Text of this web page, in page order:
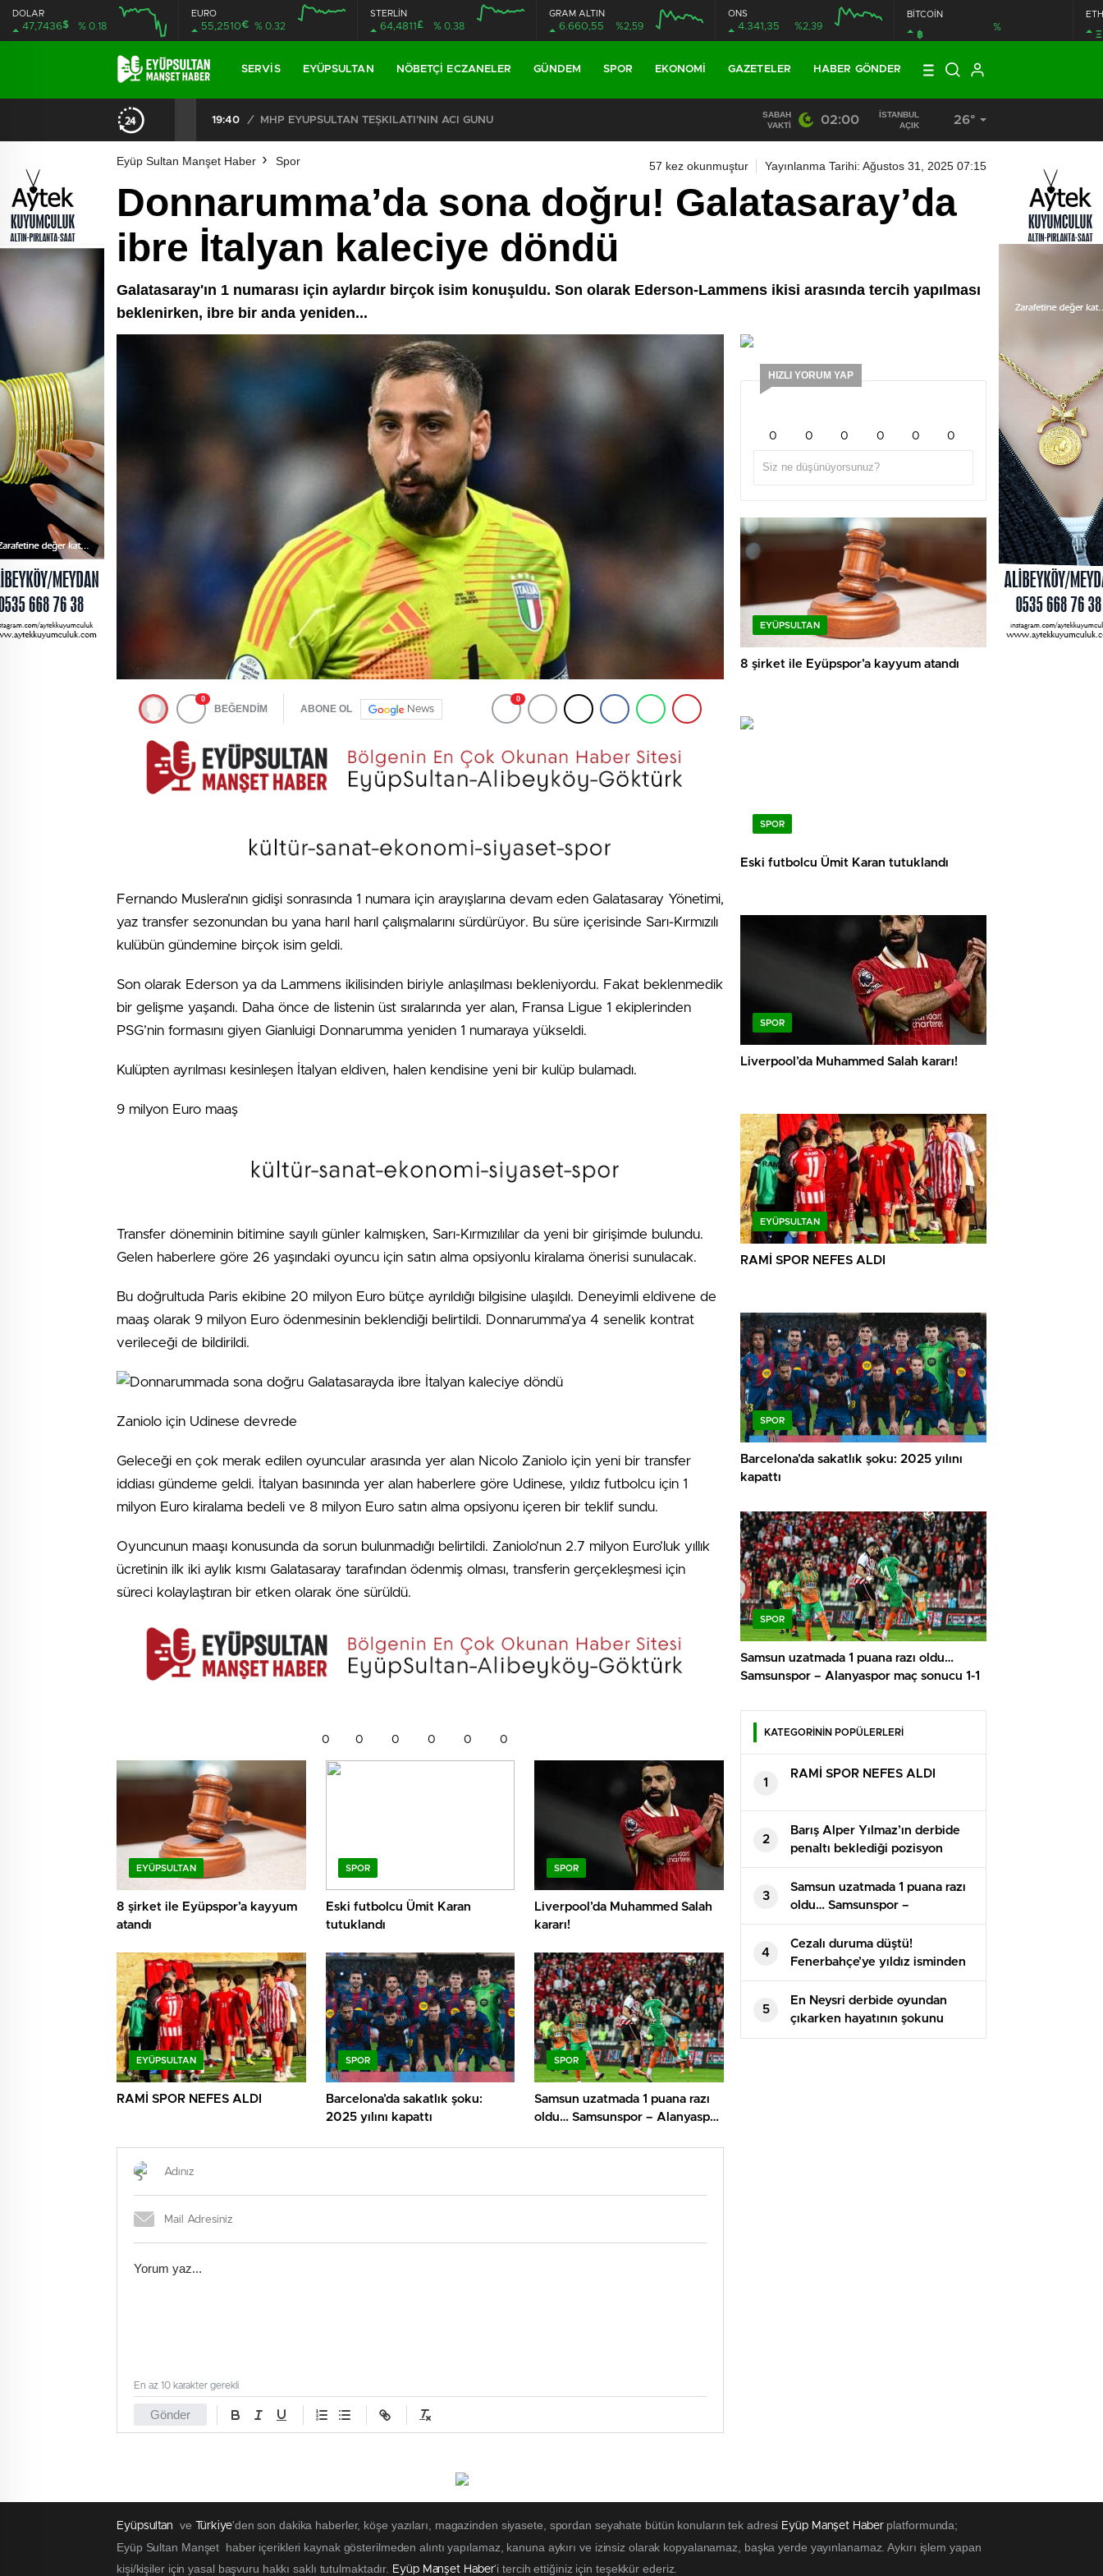
DOLAR
47,7436$ % 0.18
EURO
55,2510€ % 0.32
STERLİN
64,4811 £ % 0.38
GRAM ALTIN
6.660,55 %2,59
ONS
4.341,35 %2,39
BİTCOİN
฿
%
Ξ
SERVIS EYÜPSULTAN NÖBETÇI ECZANELER GÜNDEM SPOR EKONOMI GAZETELER HABER GÖNDER
19:40 / MHP EYÜPSULTAN TEŞKİLATI’NIN ACI GÜNÜ 13:33 / BAŞKAN DR. MİTHAT BÜLENT ÖZMEN’DEN
SABAH
VAKTI
02:00
İSTANBUL
AÇIK
26°
Eyüp Sultan Manşet Haber Spor 57 kez okunmuştur Yayınlanma Tarihi: Ağustos 31, 2025 07:15
Donnarumma’da sona doğru! Galatasaray’da
ibre İtalyan kaleciye döndü
Galatasaray'ın 1 numarası için aylardır birçok isim konuşuldu. Son olarak Ederson-Lammens ikisi arasında tercih yapılması
beklenirken, ibre bir anda yeniden...
0
BEĞENDİM ABONE OL News
0
Fernando Muslera’nın gidişi sonrasında 1 numara için arayışlarına devam eden Galatasaray Yönetimi,
yaz transfer sezonundan bu yana harıl harıl çalışmalarını sürdürüyor. Bu süre içerisinde Sarı-Kırmızılı
kulübün gündemine birçok isim geldi.
Son olarak Ederson ya da Lammens ikilisinden biriyle anlaşılması bekleniyordu. Fakat beklenmedik
bir gelişme yaşandı. Daha önce de listenin üst sıralarında yer alan, Fransa Ligue 1 ekiplerinden
PSG’nin formasını giyen Gianluigi Donnarumma yeniden 1 numaraya yükseldi.
Kulüpten ayrılması kesinleşen İtalyan eldiven, halen kendisine yeni bir kulüp bulamadı.
9 milyon Euro maaş
Transfer döneminin bitimine sayılı günler kalmışken, Sarı-Kırmızılılar da yeni bir girişimde bulundu.
Gelen haberlere göre 26 yaşındaki oyuncu için satın alma opsiyonlu kiralama önerisi sunulacak.
Bu doğrultuda Paris ekibine 20 milyon Euro bütçe ayrıldığı bilgisine ulaşıldı. Deneyimli eldivene de
maaş olarak 9 milyon Euro ödenmesinin beklendiği belirtildi. Donnarumma’ya 4 senelik kontrat
verileceği de bildirildi.
Zaniolo için Udinese devrede
Geleceği en çok merak edilen oyuncular arasında yer alan Nicolo Zaniolo için yeni bir transfer
iddiası gündeme geldi. İtalyan basınında yer alan haberlere göre Udinese, yıldız futbolcu için 1
milyon Euro kiralama bedeli ve 8 milyon Euro satın alma opsiyonu içeren bir teklif sundu.
Oyuncunun maaşı konusunda da sorun bulunmadığı belirtildi. Zaniolo’nun 2.7 milyon Euro’luk yıllık
ücretinin ilk iki aylık kısmı Galatasaray tarafından ödenmiş olması, transferin gerçekleşmesi için
süreci kolaylaştıran bir etken olarak öne sürüldü.
0 0 0 0 0 0
EYÜPSULTAN
8 şirket ile Eyüpspor’a kayyum
atandı
SPOR
Eski futbolcu Ümit Karan
tutuklandı
SPOR
Liverpool’da Muhammed Salah
kararı!
EYÜPSULTAN
RAMİ SPOR NEFES ALDI
SPOR
Barcelona’da sakatlık şoku:
2025 yılını kapattı
SPOR
Samsun uzatmada 1 puana razı
oldu… Samsunspor – Alanyaspor
Gönder
En az 10 karakter gerekli
HIZLI YORUM YAP
0 0 0 0 0 0
EYÜPSULTAN
8 şirket ile Eyüpspor’a kayyum atandı
SPOR
Eski futbolcu Ümit Karan tutuklandı
SPOR
Liverpool’da Muhammed Salah kararı!
EYÜPSULTAN
RAMİ SPOR NEFES ALDI
SPOR
Barcelona’da sakatlık şoku: 2025 yılını
kapattı
SPOR
Samsun uzatmada 1 puana razı oldu…
Samsunspor – Alanyaspor maç sonucu 1-1
KATEGORİNİN POPÜLERLERİ
1
RAMİ SPOR NEFES ALDI
2
Barış Alper Yılmaz’ın derbide
penaltı beklediği pozisyon
tartışma yarattı
3
Samsun uzatmada 1 puana razı
oldu… Samsunspor –
Alanyaspor maç sonucu 1-1
4
Cezalı duruma düştü!
Fenerbahçe’ye yıldız isminden
kötü haber
5
En Neysri derbide oyundan
çıkarken hayatının şokunu
yaşadı!
Eyüpsultan ve Türkiye'den son dakika haberler, köşe yazıları, magazinden siyasete, spordan seyahate bütün konuların tek adresi Eyüp Manşet Haber platformunda;
Eyüp Sultan Manşet haber içerikleri kaynak gösterilmeden alıntı yapılamaz, kanuna aykırı ve izinsiz olarak kopyalanamaz, başka yerde yayınlanamaz. Aykırı işlem yapan
kişi/kişiler için yasal başvuru hakkı saklı tutulmaktadır. Eyüp Manşet Haber'i tercih ettiğiniz için teşekkür ederiz.